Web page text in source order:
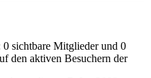
0 sichtbare Mitglieder und 0
den aktiven Besuchern der